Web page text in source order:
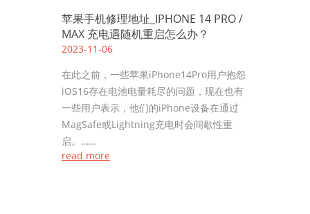
苹果手机修理地址_IPHONE 14 PRO /
MAX 充电遇随机重启怎么办？
2023-11-06
在此之前，一些苹果iPhone14Pro用户抱怨
iOS16存在电池电量耗尽的问题，现在也有
一些用户表示，他们的iPhone设备在通过
MagSafe或Lightning充电时会间歇性重
启。……
read more